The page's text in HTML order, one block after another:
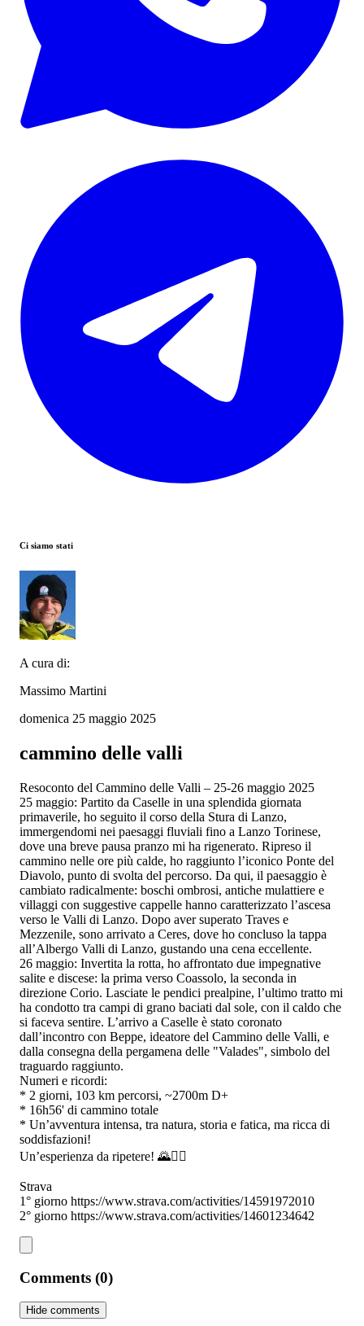
Ci siamo stati
A cura di:
Massimo Martini
domenica 25 maggio 2025
cammino delle valli
Resoconto del Cammino delle Valli – 25-26 maggio 2025
25 maggio: Partito da Caselle in una splendida giornata
primaverile, ho seguito il corso della Stura di Lanzo,
immergendomi nei paesaggi fluviali fino a Lanzo Torinese,
dove una breve pausa pranzo mi ha rigenerato. Ripreso il
cammino nelle ore più calde, ho raggiunto l’iconico Ponte del
Diavolo, punto di svolta del percorso. Da qui, il paesaggio è
cambiato radicalmente: boschi ombrosi, antiche mulattiere e
villaggi con suggestive cappelle hanno caratterizzato l’ascesa
verso le Valli di Lanzo. Dopo aver superato Traves e
Mezzenile, sono arrivato a Ceres, dove ho concluso la tappa
all’Albergo Valli di Lanzo, gustando una cena eccellente.
26 maggio: Invertita la rotta, ho affrontato due impegnative
salite e discese: la prima verso Coassolo, la seconda in
direzione Corio. Lasciate le pendici prealpine, l’ultimo tratto mi
ha condotto tra campi di grano baciati dal sole, con il caldo che
si faceva sentire. L’arrivo a Caselle è stato coronato
dall’incontro con Beppe, ideatore del Cammino delle Valli, e
dalla consegna della pergamena delle "Valades", simbolo del
traguardo raggiunto.
Numeri e ricordi:
* 2 giorni, 103 km percorsi, ~2700m D+
* 16h56' di cammino totale
* Un’avventura intensa, tra natura, storia e fatica, ma ricca di
soddisfazioni!
Un’esperienza da ripetere! 🌄🚶‍♂️
Strava
1° giorno https://www.strava.com/activities/14591972010
2° giorno https://www.strava.com/activities/14601234642
Comments (0)
Hide comments